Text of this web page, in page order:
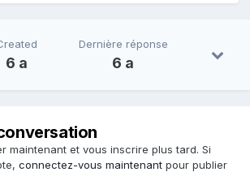
6 a
Dernière réponse
6 a
maintenant et vous inscrire plus tard. Si
connectez-vous maintenant pour publier